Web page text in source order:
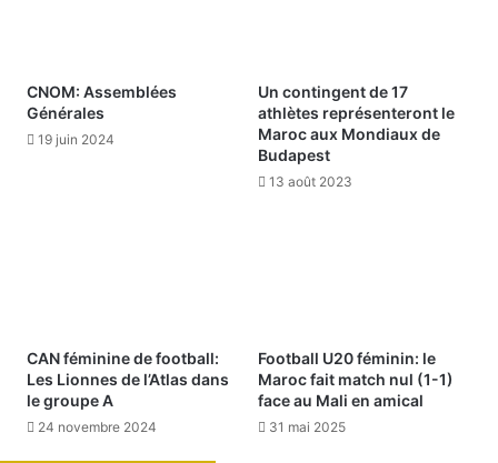
CNOM: Assemblées
Générales
19 juin 2024
Un contingent de 17
athlètes représenteront le
Maroc aux Mondiaux de
Budapest
13 août 2023
CAN féminine de football:
Les Lionnes de l’Atlas dans
le groupe A
24 novembre 2024
Football U20 féminin: le
Maroc fait match nul (1-1)
face au Mali en amical
31 mai 2025